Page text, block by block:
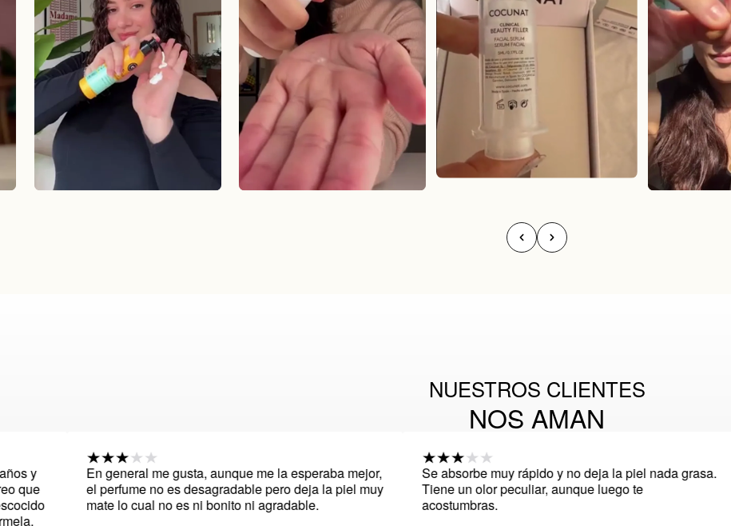
NUESTROS CLIENTES
NOS AMAN
En general me gusta, aunque me la esperaba mejor,
el perfume no es desagradable pero deja la piel muy
mate lo cual no es ni bonito ni agradable.
Se absorbe muy rápido y no deja la piel nada grasa.
Tiene un olor peculiar, aunque luego te
acostumbras.